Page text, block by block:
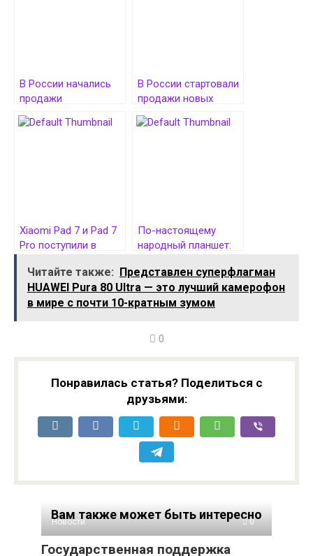
В России начались
продажи
флагманского
ноутбука HONOR
В России стартовали
продажи новых
носимых гаджетов
Xiaomi
Xiaomi Pad 7 и Pad 7
Pro поступили в
По-настоящему
народный планшет:
дюймовым экраном
дебютировал за $80
Читайте также: Представлен суперфлагман
HUAWEI Pura 80 Ultra — это лучший камерофон
в мире с почти 10-кратным зумом
0
Понравилась статья? Поделиться с
друзьями:
Вам также может быть интересно
Новости 0
Государственная поддержка